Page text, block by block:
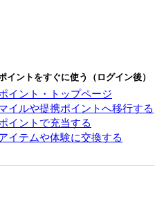
イントをすぐに使う（ログイン後）
イント・トップページ
イルや提携ポイントへ移行する
イントで充当する
イテムや体験に交換する